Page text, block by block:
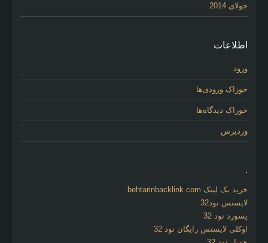
جولای 2014
اطلاعات
ورود
خوراک ورودی‌ها
خوراک دیدگاه‌ها
وردپرس
.
خرید بک لینک behtarinbacklink.com
لایسنس نود32
پسورد نود 32
اوکلی لایسنس رایگان نود 32